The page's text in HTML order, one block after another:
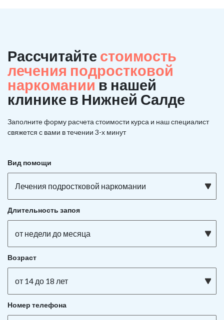
Рассчитайте стоимость
лечения подростковой
наркоманиив нашей
клинике в Нижней Салде
Заполните форму расчета стоимости курса и наш специалист
свяжется с вами в течении 3-х минут
Вид помощи
Лечения подростковой наркомании
Длительность запоя
от недели до месяца
Возраст
от 14 до 18 лет
Номер телефона